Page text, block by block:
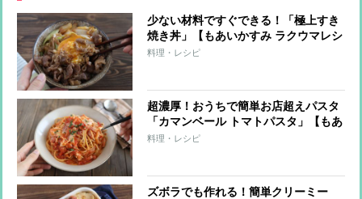
少ない材料ですぐできる！「極上すき
焼き丼」【もあいかすみ ラクウマレシ
ピ】
料理・レシピ
超濃厚！おうちで簡単お店超えパスタ
「カマンベール トマトパスタ」【もあ
いかすみ ラクウマレシピ】
料理・レシピ
ズボラでも作れる！簡単クリーミー